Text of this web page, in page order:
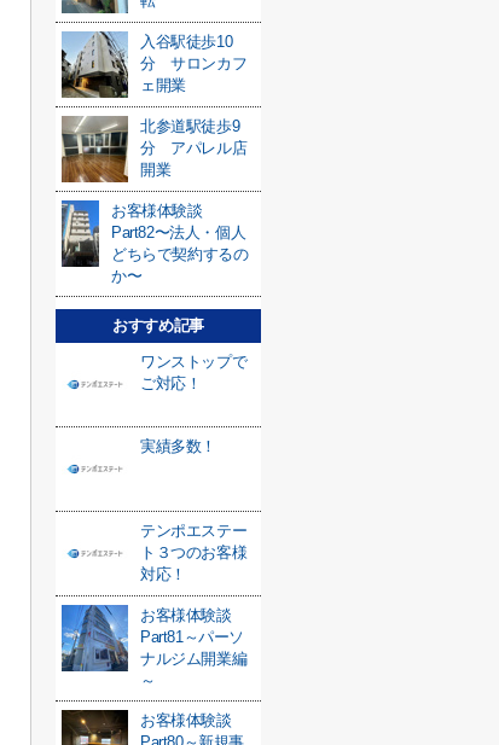
入谷駅徒歩10
分 サロンカフ
ェ開業
北参道駅徒歩9
分 アパレル店
開業
お客様体験談
Part82〜法人・個人
どちらで契約するの
か〜
おすすめ記事
ワンストップで
ご対応！
実績多数！
テンポエステー
ト３つのお客様
対応！
お客様体験談
Part81～パーソ
ナルジム開業編
～
お客様体験談